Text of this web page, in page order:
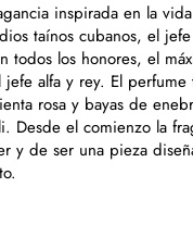
inspirada en la
taínos cubanos, el
todos los honores, el
alfa y rey. El perfume
rosa y bayas de
Desde el comienzo la
y de ser una pieza